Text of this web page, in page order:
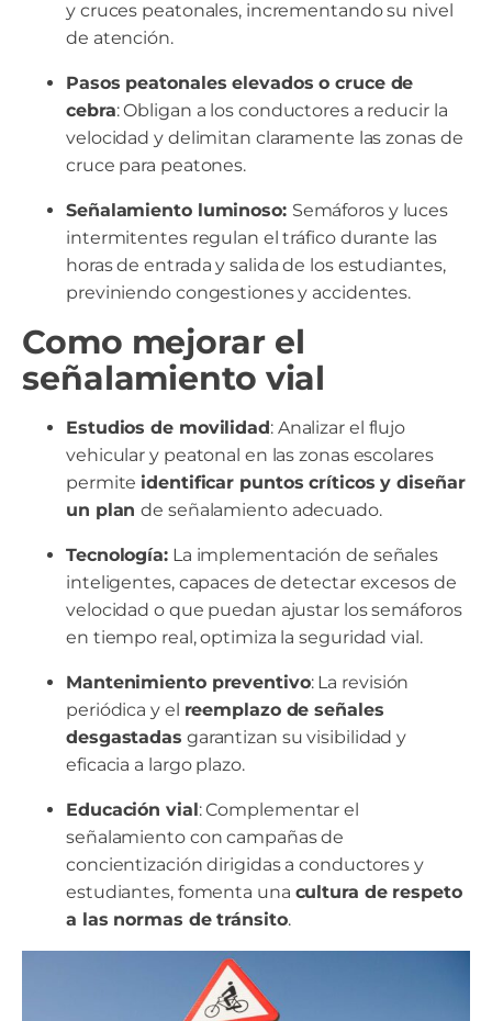
y cruces peatonales, incrementando su nivel
de atención.
Pasos peatonales elevados o cruce de
cebra: Obligan a los conductores a reducir la
velocidad y delimitan claramente las zonas de
cruce para peatones.
Señalamiento luminoso: Semáforos y luces
intermitentes regulan el tráfico durante las
horas de entrada y salida de los estudiantes,
previniendo congestiones y accidentes.
Como mejorar el
señalamiento vial
Estudios de movilidad: Analizar el flujo
vehicular y peatonal en las zonas escolares
permite identificar puntos críticos y diseñar
un plande señalamiento adecuado.
Tecnología:La implementación de señales
inteligentes, capaces de detectar excesos de
velocidad o que puedan ajustar los semáforos
en tiempo real, optimiza la seguridad vial.
Mantenimiento preventivo: La revisión
periódica y el reemplazo de señales
desgastadas garantizan su visibilidad y
eficacia a largo plazo.
Educación vial: Complementar el
señalamiento con campañas de
concientización dirigidas a conductores y
estudiantes, fomenta una cultura de respeto
a las normas de tránsito.